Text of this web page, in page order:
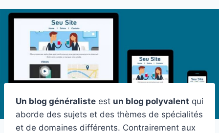
Un blog généraliste est un blog polyvalent qui
aborde des sujets et des thèmes de spécialités
et de domaines différents. Contrairement aux